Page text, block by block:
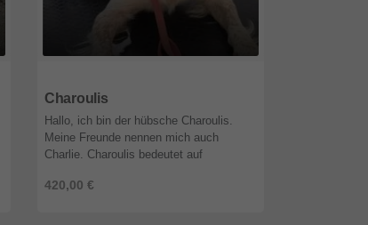
Charoulis
420,00 €
Hallo, ich bin der hübsche Charoulis.
Meine Freunde nennen mich auch
Charlie. Charoulis bedeutet auf
mein Leben alles andere als glücklich ...